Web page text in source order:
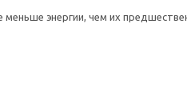
энергии, чем их